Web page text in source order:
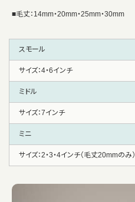
■毛丈：14mm・20mm・25mm・30mm
スモール
サイズ：4・6インチ
ミドル
サイズ：7インチ
ミニ
サイズ：2・3・4インチ（毛丈20mmのみ）